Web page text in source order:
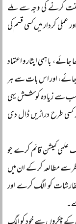
کرنے کی وجہ سے ملے
کردار میں کسی قسم کی
باہمی ایثار و اعتماد
جائے، اور اس بات سے ہر
سب سے زیادہ کوشش یہی
کسی طرح دراڑیں ڈال دی
علمی کمیشن قائم کرے جو
سے مطالعہ کر کے ان میں
کو الگ کرے اور